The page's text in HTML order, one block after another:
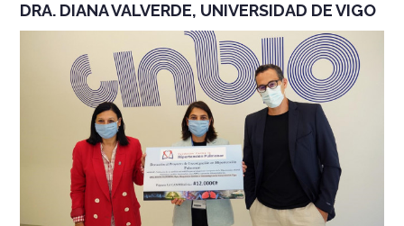
DRA. DIANA VALVERDE, UNIVERSIDAD DE VIGO